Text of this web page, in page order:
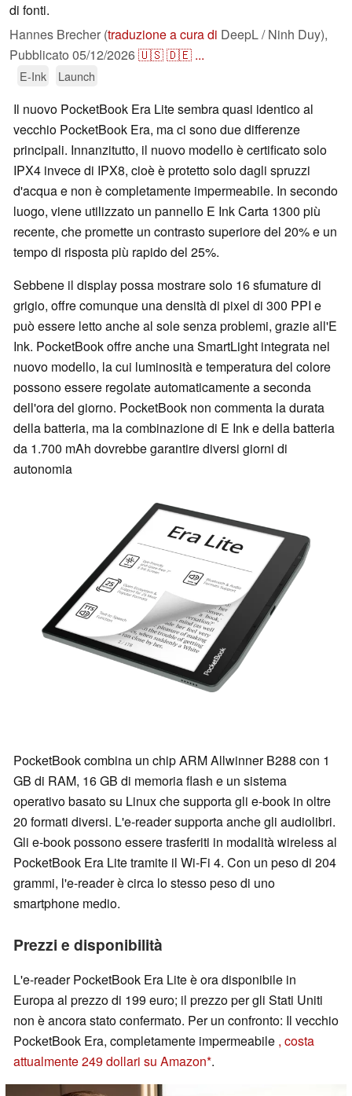
di fonti.
Hannes Brecher (traduzione a cura di DeepL / Ninh Duy),
Pubblicato 05/12/2026🇺🇸🇩🇪 ...
E-Ink Launch
Il nuovo PocketBook Era Lite sembra quasi identico al
vecchio PocketBook Era, ma ci sono due differenze
principali. Innanzitutto, il nuovo modello è certificato solo
IPX4 invece di IPX8, cioè è protetto solo dagli spruzzi
d'acqua e non è completamente impermeabile. In secondo
luogo, viene utilizzato un pannello E Ink Carta 1300 più
recente, che promette un contrasto superiore del 20% e un
tempo di risposta più rapido del 25%.
Sebbene il display possa mostrare solo 16 sfumature di
grigio, offre comunque una densità di pixel di 300 PPI e
può essere letto anche al sole senza problemi, grazie all'E
Ink. PocketBook offre anche una SmartLight integrata nel
nuovo modello, la cui luminosità e temperatura del colore
possono essere regolate automaticamente a seconda
dell'ora del giorno. PocketBook non commenta la durata
della batteria, ma la combinazione di E Ink e della batteria
da 1.700 mAh dovrebbe garantire diversi giorni di
autonomia
PocketBook combina un chip ARM Allwinner B288 con 1
GB di RAM, 16 GB di memoria flash e un sistema
operativo basato su Linux che supporta gli e-book in oltre
20 formati diversi. L'e-reader supporta anche gli audiolibri.
Gli e-book possono essere trasferiti in modalità wireless al
PocketBook Era Lite tramite il Wi-Fi 4. Con un peso di 204
grammi, l'e-reader è circa lo stesso peso di uno
smartphone medio.
Prezzi e disponibilità
L'e-reader PocketBook Era Lite è ora disponibile in
Europa al prezzo di 199 euro; il prezzo per gli Stati Uniti
non è ancora stato confermato. Per un confronto: Il vecchio
PocketBook Era, completamente impermeabile , costa
attualmente 249 dollari su Amazon .